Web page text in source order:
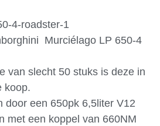
Murciélago LP 650-4
van slecht 50 stuks is deze in
koop.
door een 650pk 6,5liter V12
met een koppel van 660NM